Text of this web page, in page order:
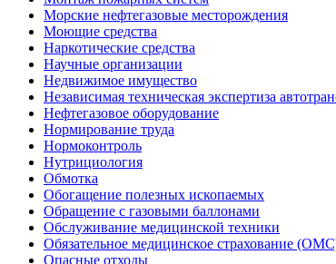
Морские нефтегазовые месторождения
Моющие средства
Наркотические средства
Научные организации
Недвижимое имущество
Независимая техническая экспертиза
Нефтегазовое оборудование
Нормирование труда
Нормоконтроль
Нутрициология
Обмотка
Обогащение полезных ископаемых
Обращение с газовыми баллонами
Обслуживание медицинской техники
Обязательное медицинское страхование
Опасные отходы